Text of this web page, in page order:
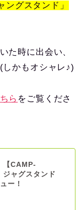
ングスタンド」
た時に出会い、
かもオシャレ♪)
ら をご覧くださ
【CAMP-
ャグスタンド
ー！